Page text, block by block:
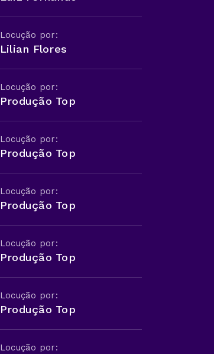
Locução por:
Lilian Flores
Locução por:
Produção Top
Locução por:
Produção Top
Locução por:
Produção Top
Locução por:
Produção Top
Locução por:
Produção Top
Locução por: